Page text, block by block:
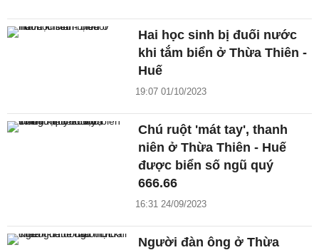
Hai học sinh bị đuối nước
khi tắm biển ở Thừa Thiên -
Huế
19:07 01/10/2023
Chú ruột 'mát tay', thanh
niên ở Thừa Thiên - Huế
được biển số ngũ quý
666.66
16:31 24/09/2023
Người đàn ông ở Thừa